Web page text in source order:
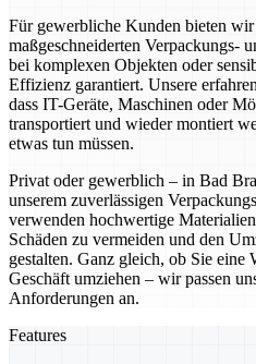
Für gewerbliche Kunden bieten
maßgeschneiderten Verpackungs-
bei komplexen Objekten oder
Effizienz garantiert. Unsere
dass IT-Geräte, Maschinen oder
transportiert und wieder montiert
etwas tun müssen.
Privat oder gewerblich – in Bad
unserem zuverlässigen
verwenden hochwertige
Schäden zu vermeiden und den
gestalten. Ganz gleich, ob Sie eine
Geschäft umziehen – wir passen
Anforderungen an.
Features